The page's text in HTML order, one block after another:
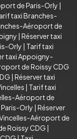
de Paris-Orly |
taxi Branches-
Aéroport de
| Réserver taxi
Orly | Tarif taxi
taxi Appoigny-
de Roissy CDG
| Réserver taxi
| Tarif taxi
Aéroport de
Orly | Réserver
Aéroport de
Roissy CDG |